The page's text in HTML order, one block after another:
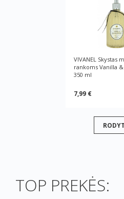
VIVANEL Skystas
rankoms Vanilla
350 ml
7,99 €
TOP PREKĖS: